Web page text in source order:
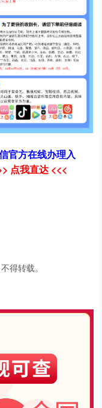
官方在线办理入
点我直达 <<<
得转载。